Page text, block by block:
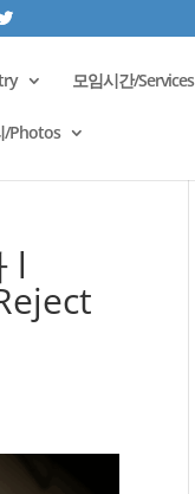
모임시간/Services
/Photos
l